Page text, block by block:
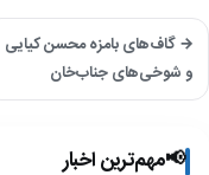
→ گاف‌های بامزه محسن کیایی
و شوخی‌های جناب‌خان
📢مهم‌ترین اخبار